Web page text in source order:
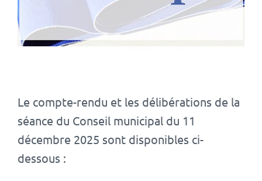
Le compte-rendu et les délibérations de la
séance du Conseil municipal du 11
décembre 2025 sont disponibles ci-
dessous :